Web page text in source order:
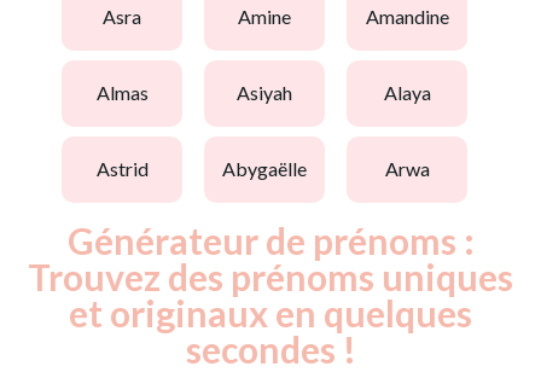
asra amine amandine
almas asiyah alaya
astrid abygaëlle arwa
Générateur de prénoms :
Trouvez des prénoms uniques
et originaux en quelques
secondes !